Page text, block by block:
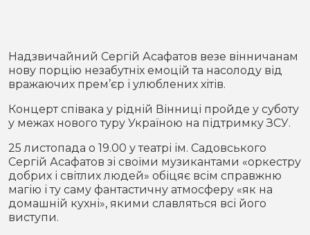
Партнери
Спорт
Футбол
Контакти
Надзвичайний Сергій Асафатов везе вінничанам
нову порцію незабутніх емоцій та насолоду від
вражаючих прем’єр і улюблених хітів.
Концерт співака у рідній Вінниці пройде у суботу
у межах нового туру Україною на підтримку ЗСУ.
25 листопада о 19.00 у театрі ім. Садовського
Сергій Асафатов зі своїми музикантами «оркестру
добрих і світлих людей» обіцяє всім справжню
магію і ту саму фантастичну атмосферу «як на
домашній кухні», якими славляться всі його
виступи.